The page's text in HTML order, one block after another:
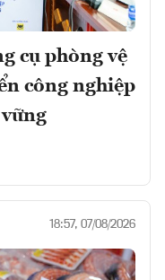
cụ phòng vệ
công nghiệp
18:57, 07/08/2026